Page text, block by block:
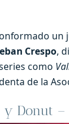
Crespo,
como
de la
y Donut